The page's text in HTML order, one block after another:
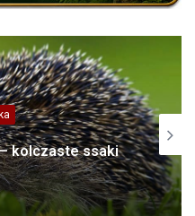
kolczaste ssaki